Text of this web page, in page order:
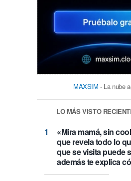
MAXSIM - La nube
LO MÁS VISTO
«Mira mamá, sin
que revela todo lo
que se visita puede
además te explica